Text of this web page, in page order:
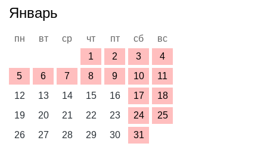
Январь
пн вт ср чт пт сб
вс
1
2 3
4
5
6 7 8 9 10
11
12
13 14 15 16 17
18
19
20 21 22 23 24
25
26
27 28 29 30 31